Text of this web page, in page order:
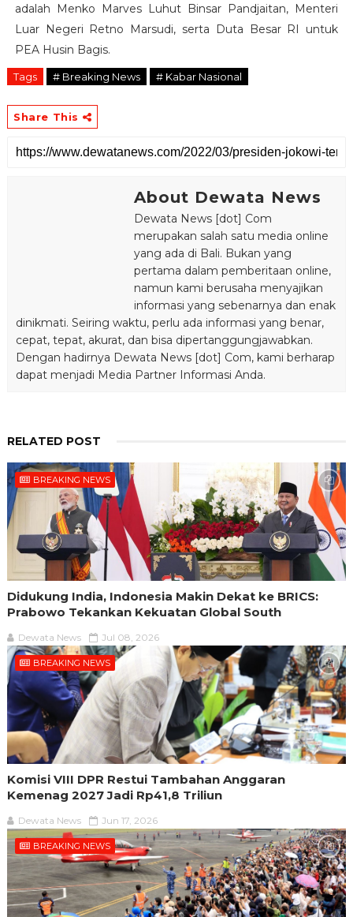
adalah Menko Marves Luhut Binsar Pandjaitan, Menteri
Luar Negeri Retno Marsudi, serta Duta Besar RI untuk
PEA Husin Bagis.
Tags # Breaking News # Kabar Nasional
Share This
About Dewata News
Dewata News [dot] Com
merupakan salah satu media online
yang ada di Bali. Bukan yang
pertama dalam pemberitaan online,
namun kami berusaha menyajikan
informasi yang sebenarnya dan enak
dinikmati. Seiring waktu, perlu ada informasi yang benar,
cepat, tepat, akurat, dan bisa dipertanggungjawabkan.
Dengan hadirnya Dewata News [dot] Com, kami berharap
dapat menjadi Media Partner Informasi Anda.
RELATED POST
BREAKING NEWS
Didukung India, Indonesia Makin Dekat ke BRICS:
Prabowo Tekankan Kekuatan Global South
Dewata News Jul 08, 2026
BREAKING NEWS
Komisi VIII DPR Restui Tambahan Anggaran
Kemenag 2027 Jadi Rp41,8 Triliun
Dewata News Jun 17, 2026
BREAKING NEWS